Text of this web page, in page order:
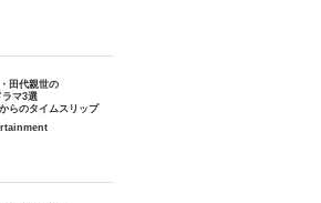
田代親世の
ラマ3選
らのタイムスリップ